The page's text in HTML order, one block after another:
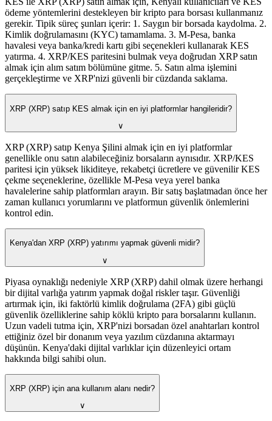
ödeme yöntemlerini destekleyen bir kripto para borsası kullanmanız
gerekir. Tipik süreç şunları içerir: 1. Saygın bir borsada kaydolma. 2.
Kimlik doğrulamasını (KYC) tamamlama. 3. M-Pesa, banka
havalesi veya banka/kredi kartı gibi seçenekleri kullanarak KES
yatırma. 4. XRP/KES paritesini bulmak veya doğrudan XRP satın
almak için alım satım bölümüne gitme. 5. Satın alma işlemini
gerçekleştirme ve XRP'nizi güvenli bir cüzdanda saklama.
XRP (XRP) satıp KES almak için en iyi platformlar hangileridir?
∨
XRP (XRP) satıp Kenya Şilini almak için en iyi platformlar
genellikle onu satın alabileceğiniz borsaların aynısıdır. XRP/KES
paritesi için yüksek likiditeye, rekabetçi ücretlere ve güvenilir KES
çekme seçeneklerine, özellikle M-Pesa veya yerel banka
havalelerine sahip platformları arayın. Bir satış başlatmadan önce her
zaman kullanıcı yorumlarını ve platformun güvenlik önlemlerini
kontrol edin.
Kenya'dan XRP (XRP) yatırımı yapmak güvenli midir?
∨
Piyasa oynaklığı nedeniyle XRP (XRP) dahil olmak üzere herhangi
bir dijital varlığa yatırım yapmak doğal riskler taşır. Güvenliği
artırmak için, iki faktörlü kimlik doğrulama (2FA) gibi güçlü
güvenlik özelliklerine sahip köklü kripto para borsalarını kullanın.
Uzun vadeli tutma için, XRP'nizi borsadan özel anahtarları kontrol
ettiğiniz özel bir donanım veya yazılım cüzdanına aktarmayı
düşünün. Kenya'daki dijital varlıklar için düzenleyici ortam
hakkında bilgi sahibi olun.
XRP (XRP) için ana kullanım alanı nedir?
∨